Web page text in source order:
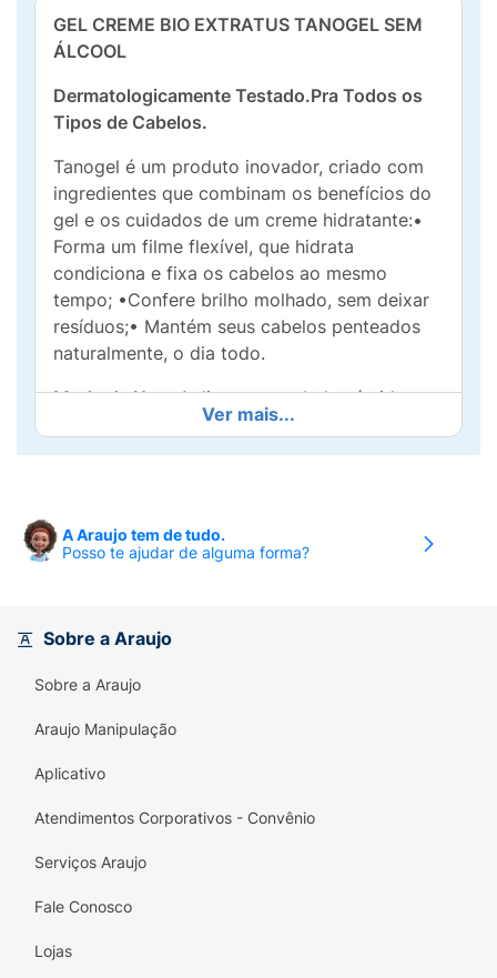
GEL CREME BIO EXTRATUS TANOGEL SEM
ÁLCOOL
Dermatologicamente Testado.Pra Todos os
Tipos de Cabelos.
Tanogel é um produto inovador, criado com
ingredientes que combinam os benefícios do
gel e os cuidados de um creme hidratante:•
Forma um filme flexível, que hidrata
condiciona e fixa os cabelos ao mesmo
tempo; •Confere brilho molhado, sem deixar
resíduos;• Mantém seus cabelos penteados
naturalmente, o dia todo.
Modo de Usar:Aplique nos cabelos úmidos ou
secos e modele a seu gosto. Deixe secar
naturalmente.
Ver mais...
A Araujo tem de tudo.
Posso te ajudar de alguma forma?
Sobre a Araujo
Sobre a Araujo
Araujo Manipulação
Aplicativo
Atendimentos Corporativos - Convênio
Serviços Araujo
Fale Conosco
Lojas